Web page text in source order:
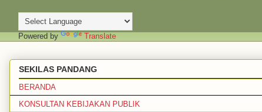
Powered by Translate
SEKILAS PANDANG
BERANDA
KONSULTAN KEBIJAKAN PUBLIK